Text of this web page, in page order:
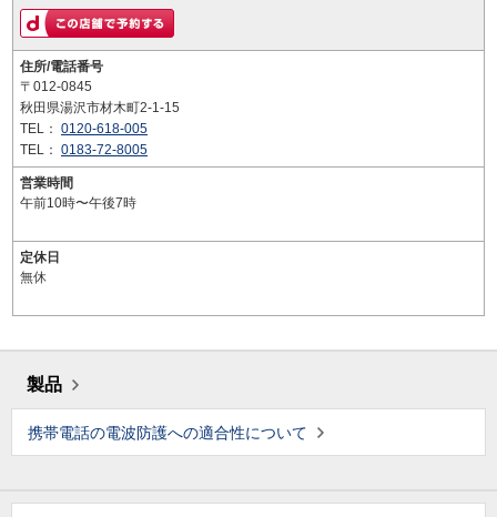
住所/電話番号
〒012-0845
秋田県湯沢市材木町2-1-15
TEL： 0120-618-005
TEL： 0183-72-8005
営業時間
午前10時〜午後7時
定休日
無休
製品
携帯電話の電波防護への適合性について